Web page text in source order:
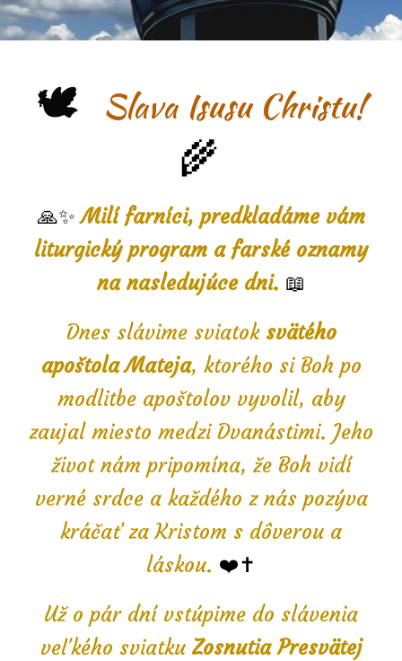
🕊️ Slava Isusu Christu!
🌾
🙏✨Milí farníci, predkladáme vám
liturgický program a farské oznamy
na nasledujúce dni. 📖
Dnes slávime sviatok svätého
apoštola Mateja, ktorého si Boh po
modlitbe apoštolov vyvolil, aby
zaujal miesto medzi Dvanástimi. Jeho
život nám pripomína, že Boh vidí
verné srdce a každého z nás pozýva
kráčať za Kristom s dôverou a
láskou. ❤️✝️
Už o pár dní vstúpime do slávenia
veľkého sviatku Zosnutia Presvätej